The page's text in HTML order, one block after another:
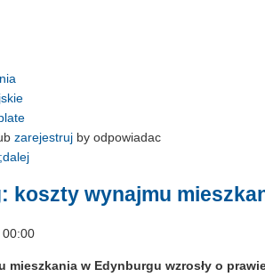
zarejestruj by odpowiadac
koszty wynajmu
00:00
mieszkania w Edynburgu wzrosły o